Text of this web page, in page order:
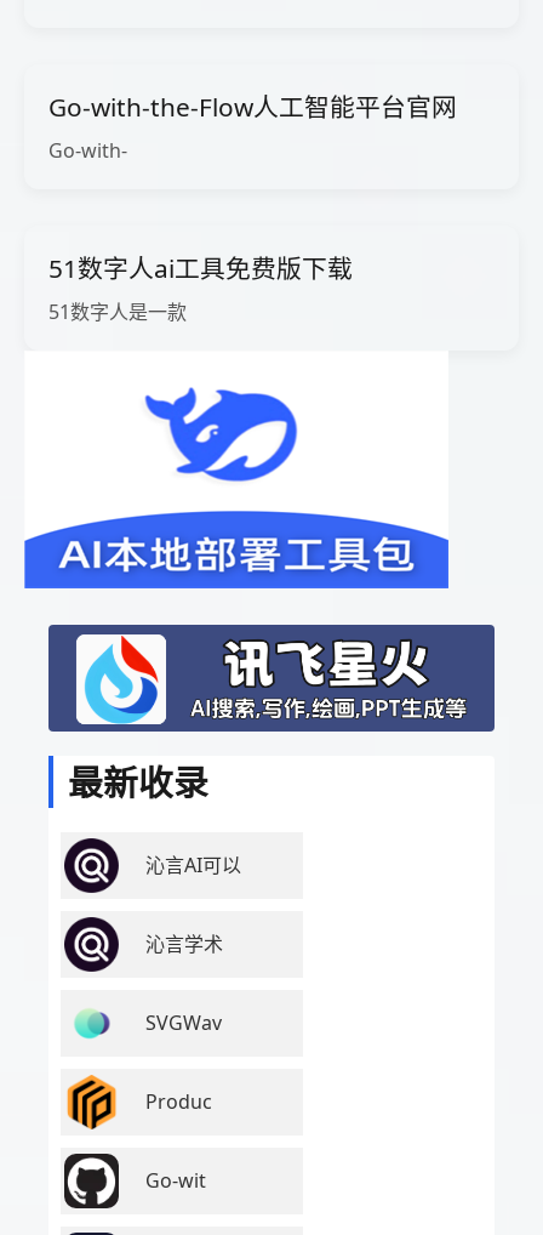
Go-with-the-Flow人工智能平台官网
Go-with-
51数字人ai工具免费版下载
51数字人是一款
最新收录
沁言AI可以
沁言学术
SVGWav
Produc
Go-wit